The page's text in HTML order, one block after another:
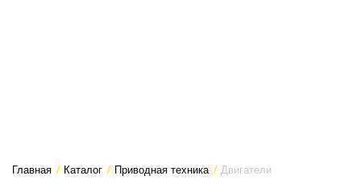
Главная / Каталог / Приводная техника / Двигатели